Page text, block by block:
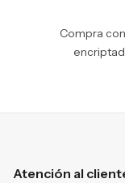
Compra
Atención al